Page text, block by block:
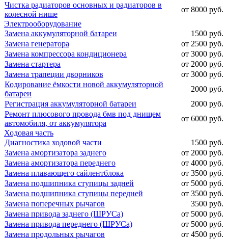
Чистка радиаторов основных и радиаторов в
колесной нише
от 8000 руб.
Электрооборудование
Замена аккумуляторной батареи
1500 руб.
Замена генератора
от 2500 руб.
Замена компрессора кондиционера
от 3000 руб.
Замена стартера
от 2000 руб.
Замена трапеции дворников
от 3000 руб.
Кодирование ёмкости новой аккумуляторной
батареи
2000 руб.
Регистрация аккумуляторной батареи
2000 руб.
Ремонт плюсового провода бмв под днищем
автомобиля, от аккумулятора
от 6000 руб.
Ходовая часть
Диагностика ходовой части
1500 руб.
Замена амортизатора заднего
от 2000 руб.
Замена амортизатора переднего
от 4000 руб.
Замена плавающего сайлентблока
от 3500 руб.
Замена подшипника ступицы задней
от 5000 руб.
Замена подшипника ступицы передней
от 3500 руб.
Замена поперечных рычагов
3500 руб.
Замена привода заднего (ШРУСа)
от 5000 руб.
Замена привода переднего (ШРУСа)
от 5000 руб.
Замена продольных рычагов
от 4500 руб.